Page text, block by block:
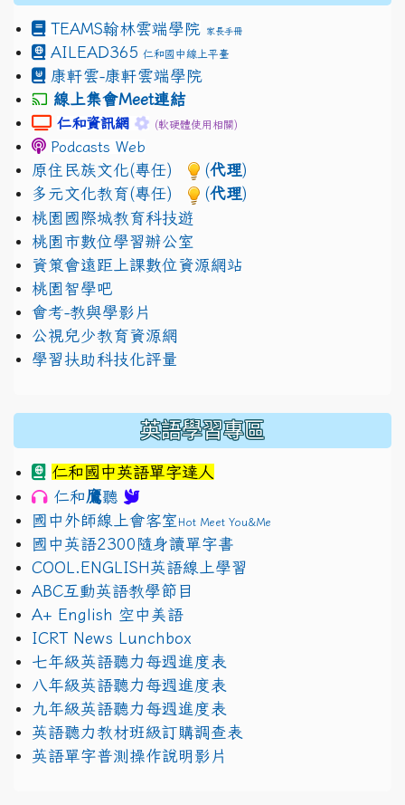
TEAMS翰林雲端學院 家長手冊
AILEAD365 仁和國中線上平臺
康軒雲-康軒雲端學院
線上集會Meet連結
link to https://sites.google.com/
仁和資訊網 link to https://sites.google.com/
(軟硬體使用相關)
Podcasts Web
原住民族文化(專任) (代理)
多元文化教育(專任)
(代理)
桃園國際城教育科技遊
桃園市數位學習辦公室
資策會遠距上課數位資源網站
桃園智學吧
會考-教與學影片
公視兒少教育資源網
學習扶助科技化評量
英語學習專區
仁和國中英語單字達人
仁和鷹聽
國中外師線上會客室Hot Meet You&Me
國中英語2300隨身讀單字書
COOL.ENGLISH英語線上學習
ABC互動英語教學節目
A+ English 空中美語
ICRT News Lunchbox
七年級英語聽力每週進度表
八年級英語聽力每週進度表
九年級英語聽力每週進度表
英語聽力教材班級訂購調查表
英語單字普測操作說明影片